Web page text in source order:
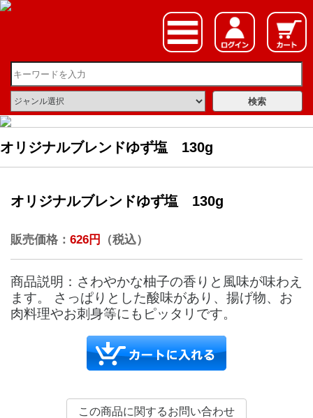
オリジナルブレンドゆず塩 130g
オリジナルブレンドゆず塩 130g
販売価格： 626円 （税込）
商品説明：さわやかな柚子の香りと風味が味わえ
ます。 さっぱりとした酸味があり、揚げ物、お
肉料理やお刺身等にもピッタリです。